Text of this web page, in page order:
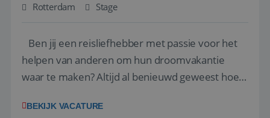
Rotterdam Stage
Ben jij een reisliefhebber met passie voor het
helpen van anderen om hun droomvakantie
waar te maken? Altijd al benieuwd geweest hoe
van de grootste reisorganisaties? Dan is een
BEKIJK VACATURE